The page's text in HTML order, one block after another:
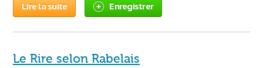
Lire la suite Enregistrer
Le Rire selon Rabelais